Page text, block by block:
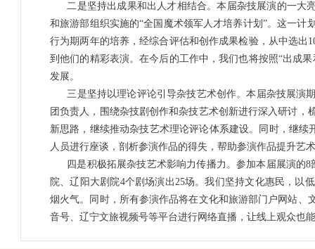
二是坚持出成果和出人才相结合。本届杂技展演的一大
和旅游部组织实施的“全国魔术领军人才培养计划”。这一
行为期两年的培养，经综合评估和创作成果检验，从中选出
到他们的精彩表演。在今后的工作中，我们也将按照“出成
发展。
三是坚持以理论评论引导杂技艺术创作。本届杂技展演
团负责人，围绕杂技剧创作和杂技艺术创新进行深入研讨
新思路，继续推动杂技艺术理论评论体系建设。同时，继续
人员进行座谈，剖析参演作品的得失，帮助参演作品提升艺
四是积极拓展杂技艺术影响力传播力。参加本届展演的
院、辽阳大剧院4个剧场演出25场。我们坚持文化惠民，以
烟火气。同时，所有参演作品将在文化和旅游部门户网站
音号、辽宁文旅视频号等平台进行网络直播，让线上观众也